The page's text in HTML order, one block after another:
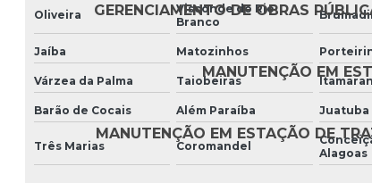
GERENCIAMENTO DE OBRAS
MANUTENÇÃO EM
MANUTENÇÃO EM ESTAÇÃO DE
Oliveira
Visconde do Rio
Branco
Jaíba Matozinhos
Várzea da Palma Taiobeiras
Barão de Cocais Além Paraíba Juatuba
Três Marias Coromandel
Alagoas